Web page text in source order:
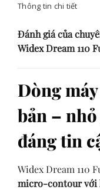
Thông tin chi tiết
Đánh giá của
Widex Dream 110
Dòng
bản –
đáng tin
Widex Dream 110
micro-contour với